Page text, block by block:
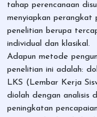
tahap perencanaan
menyiapkan perangkat
penelitian berupa
individual dan klasikal.
Adapun metode
penelitian ini adalah:
LKS (Lembar Kerja
diolah dengan analisis
peningkatan